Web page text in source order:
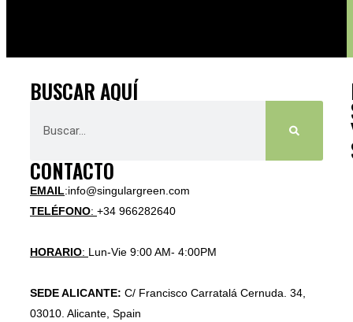
BUSCAR AQUÍ
CONTACTO
EMAIL:info@singulargreen.com
TELÉFONO: +34 966282640
HORARIO: Lun-Vie 9:00 AM- 4:00PM
SEDE ALICANTE: C/ Francisco Carratalá Cernuda. 34,
03010. Alicante, Spain